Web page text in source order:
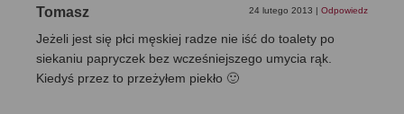
Tomasz 24 lutego 2013 Odpowiedz
Jeżeli jest się płci męskiej radze nie iść do toalety po
siekaniu papryczek bez wcześniejszego umycia rąk.
Kiedyś przez to przeżyłem piekło 🙂